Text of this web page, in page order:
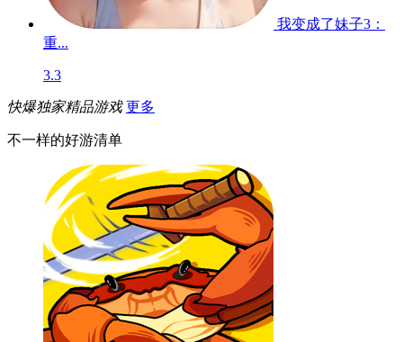
我变成了妹子3：
重...
3.3
快爆独家精品游戏 更多
不一样的好游清单